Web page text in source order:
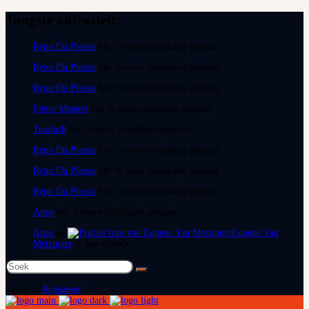
Ryno Du Plessis
Ryno Du Plessis
Ryno Du Plessis
Pieter Mostert
Tearlach
Ryno Du Plessis
Ryno Du Plessis
Ryno Du Plessis
Anze
Anze
Eugene Van
Metzinger
Soek
na:
Registreer